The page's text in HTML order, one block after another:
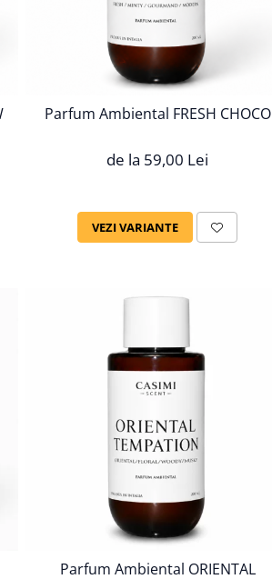
Parfum Ambiental FRESH CHOCO
de la 59,00 Lei
VEZI VARIANTE
Parfum Ambiental ORIENTAL